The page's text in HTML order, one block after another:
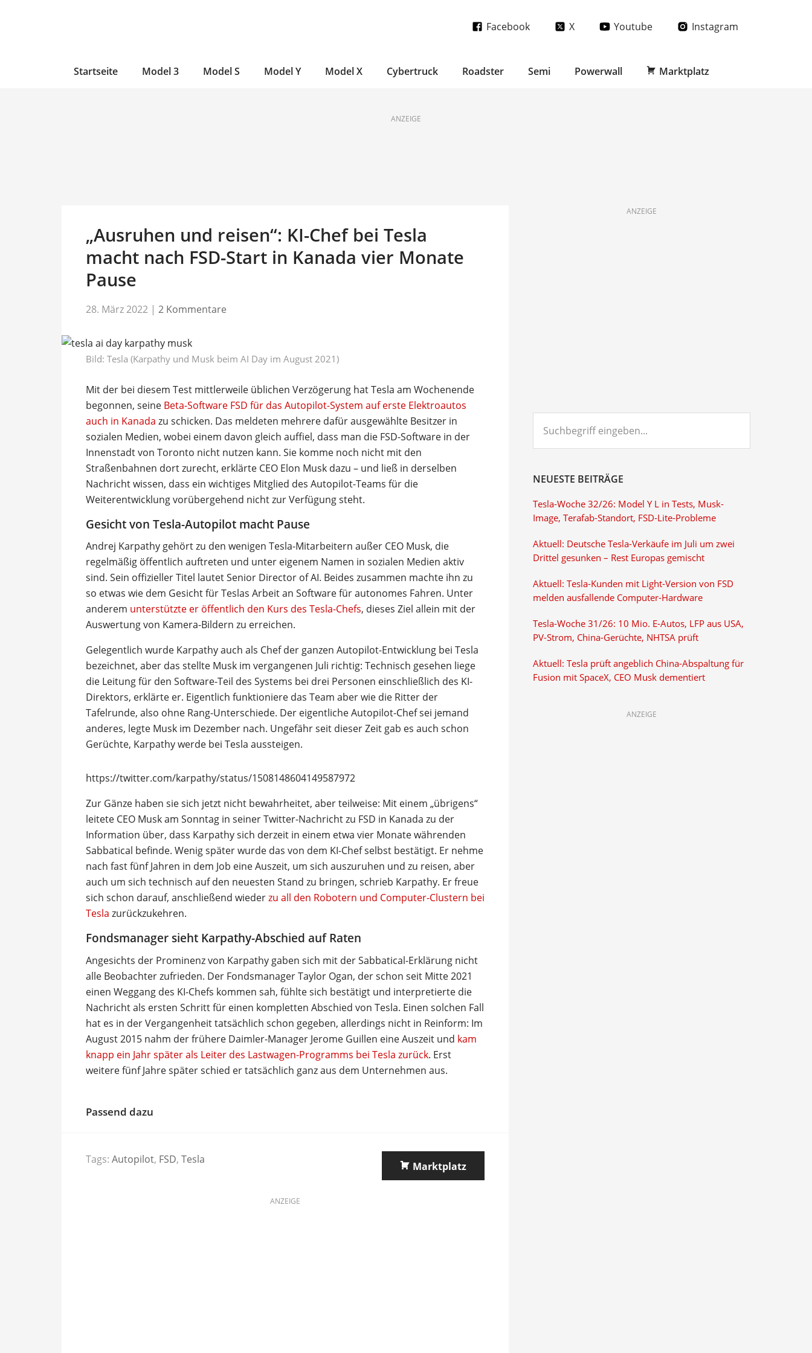
Facebook X Youtube Instagram
Startseite Model 3 Model S Model Y Model X Cybertruck Roadster Semi Powerwall Marktplatz
ANZEIGE
„Ausruhen und reisen“: KI-Chef bei Tesla
macht nach FSD-Start in Kanada vier Monate
Pause
28. März 2022 | 2 Kommentare
Bild: Tesla (Karpathy und Musk beim AI Day im August 2021)
Mit der bei diesem Test mittlerweile üblichen Verzögerung hat Tesla am Wochenende
begonnen, seine Beta-Software FSD für das Autopilot-System auf erste Elektroautos
auch in Kanada zu schicken. Das meldeten mehrere dafür ausgewählte Besitzer in
sozialen Medien, wobei einem davon gleich auffiel, dass man die FSD-Software in der
Innenstadt von Toronto nicht nutzen kann. Sie komme noch nicht mit den
Straßenbahnen dort zurecht, erklärte CEO Elon Musk dazu – und ließ in derselben
Nachricht wissen, dass ein wichtiges Mitglied des Autopilot-Teams für die
Weiterentwicklung vorübergehend nicht zur Verfügung steht.
Gesicht von Tesla-Autopilot macht Pause
Andrej Karpathy gehört zu den wenigen Tesla-Mitarbeitern außer CEO Musk, die
regelmäßig öffentlich auftreten und unter eigenem Namen in sozialen Medien aktiv
sind. Sein offizieller Titel lautet Senior Director of AI. Beides zusammen machte ihn zu
so etwas wie dem Gesicht für Teslas Arbeit an Software für autonomes Fahren. Unter
anderem unterstützte er öffentlich den Kurs des Tesla-Chefs, dieses Ziel allein mit der
Auswertung von Kamera-Bildern zu erreichen.
Gelegentlich wurde Karpathy auch als Chef der ganzen Autopilot-Entwicklung bei Tesla
bezeichnet, aber das stellte Musk im vergangenen Juli richtig: Technisch gesehen liege
die Leitung für den Software-Teil des Systems bei drei Personen einschließlich des KI-
Direktors, erklärte er. Eigentlich funktioniere das Team aber wie die Ritter der
Tafelrunde, also ohne Rang-Unterschiede. Der eigentliche Autopilot-Chef sei jemand
anderes, legte Musk im Dezember nach. Ungefähr seit dieser Zeit gab es auch schon
Gerüchte, Karpathy werde bei Tesla aussteigen.
https://twitter.com/karpathy/status/1508148604149587972
Zur Gänze haben sie sich jetzt nicht bewahrheitet, aber teilweise: Mit einem „übrigens“
leitete CEO Musk am Sonntag in seiner Twitter-Nachricht zu FSD in Kanada zu der
Information über, dass Karpathy sich derzeit in einem etwa vier Monate währenden
Sabbatical befinde. Wenig später wurde das von dem KI-Chef selbst bestätigt. Er nehme
nach fast fünf Jahren in dem Job eine Auszeit, um sich auszuruhen und zu reisen, aber
auch um sich technisch auf den neuesten Stand zu bringen, schrieb Karpathy. Er freue
sich schon darauf, anschließend wiederzu all den Robotern und Computer-Clustern bei
Tesla zurückzukehren.
Fondsmanager sieht Karpathy-Abschied auf Raten
Angesichts der Prominenz von Karpathy gaben sich mit der Sabbatical-Erklärung nicht
alle Beobachter zufrieden. Der Fondsmanager Taylor Ogan, der schon seit Mitte 2021
einen Weggang des KI-Chefs kommen sah, fühlte sich bestätigt und interpretierte die
Nachricht als ersten Schritt für einen kompletten Abschied von Tesla. Einen solchen Fall
hat es in der Vergangenheit tatsächlich schon gegeben, allerdings nicht in Reinform: Im
August 2015 nahm der frühere Daimler-Manager Jerome Guillen eine Auszeit und kam
knapp ein Jahr später als Leiter des Lastwagen-Programms bei Tesla zurück. Erst
weitere fünf Jahre später schied er tatsächlich ganz aus dem Unternehmen aus.
Passend dazu
Tags: Autopilot, FSD, Tesla
Marktplatz
ANZEIGE
ANZEIGE
eingeben...
NEUESTE BEITRÄGE
Tesla-Woche 32/26: Model Y L in Tests, Musk-
Image, Terafab-Standort, FSD-Lite-Probleme
Aktuell: Deutsche Tesla-Verkäufe im Juli um zwei
Drittel gesunken – Rest Europas gemischt
Aktuell: Tesla-Kunden mit Light-Version von FSD
melden ausfallende Computer-Hardware
Tesla-Woche 31/26: 10 Mio. E-Autos, LFP aus USA,
PV-Strom, China-Gerüchte, NHTSA prüft
Aktuell: Tesla prüft angeblich China-Abspaltung für
Fusion mit SpaceX, CEO Musk dementiert
ANZEIGE